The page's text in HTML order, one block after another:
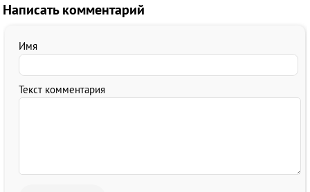
Написать комментарий
Имя
Текст комментария